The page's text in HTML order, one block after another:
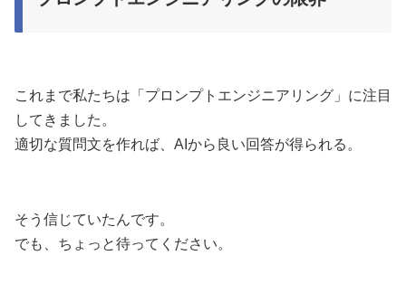
これまで私たちは「プロンプトエンジニアリング」に注目
してきました。
適切な質問文を作れば、AIから良い回答が得られる。
そう信じていたんです。
でも、ちょっと待ってください。